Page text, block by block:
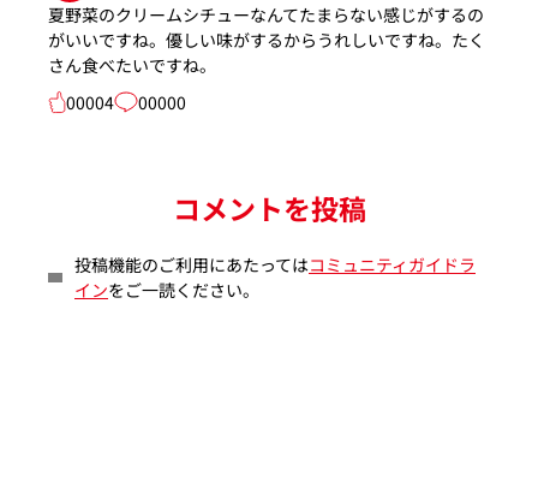
夏野菜のクリームシチューなんてたまらない感じがするの
がいいですね。優しい味がするからうれしいですね。たく
さん食べたいですね。
00004
00000
コメントを投稿
投稿機能のご利用にあたってはコミュニティガイドラ
インをご一読ください。